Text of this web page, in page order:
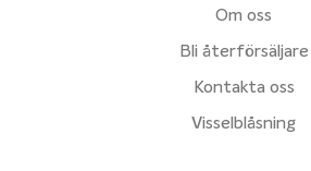
Om oss
Bli återförsäljare
Kontakta oss
Visselblåsning